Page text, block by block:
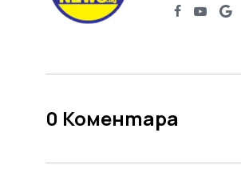
0 Коментара